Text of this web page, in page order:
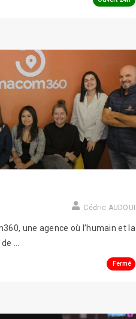
Cédric AUDOUI
une agence où l’humain et la
...
Fermé